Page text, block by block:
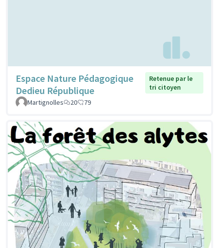
Espace Nature Pédagogique
Dedieu République
Retenue par le
tri citoyen
Martignolles
20 79